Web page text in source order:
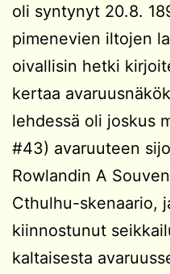
oli syntynyt 20.8.
pimenevien iltojen
oivallisin hetki
kertaa
lehdessä oli joskus
#43) avaruuteen
Rowlandin A
Cthulhu-skenaario,
kiinnostunut
kaltaisesta